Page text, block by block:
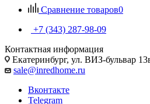
Сравнение товаров0
+7 (343) 287-98-09
Контактная информация
Екатеринбург, ул. ВИЗ-бульвар
sale@inredhome.ru
Вконтакте
Telegram